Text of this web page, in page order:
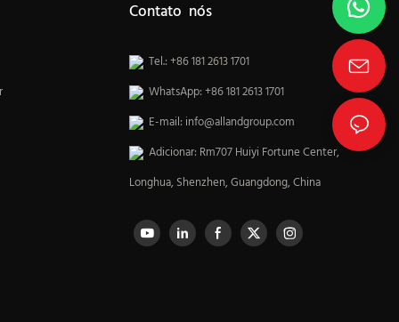
Contato nós
Tel.: +86 181 2613 1701
WhatsApp: +86 181 2613 1701
E-mail: info@allandgroup.com
Adicionar: Rm707 Huiyi Fortune Center,
Longhua, Shenzhen, Guangdong, China